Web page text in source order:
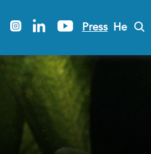
Press He